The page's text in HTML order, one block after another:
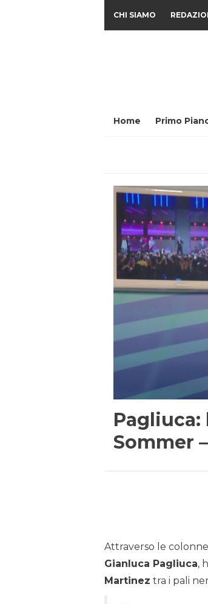
CHI SIAMO
Home Primo
Pagliuca:
Sommer
Attraverso le
Gianluca Pagliuca,
Martinez tra i pali